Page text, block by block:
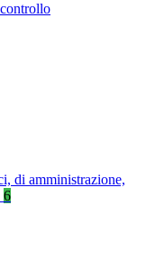
di amministrazione,
6